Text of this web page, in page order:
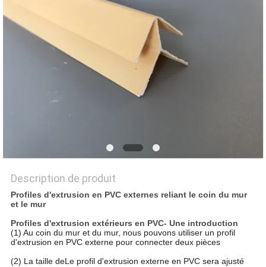
PLAN
DU
Description de produit
Profiles d'extrusion en PVC externes reliant le coin du mur
et le mur
Profiles d'extrusion extérieurs en PVC- Une introduction
(1) Au coin du mur et du mur, nous pouvons utiliser un profil
d'extrusion en PVC externe pour connecter deux pièces
(2) La taille deLe profil d'extrusion externe en PVC sera ajusté